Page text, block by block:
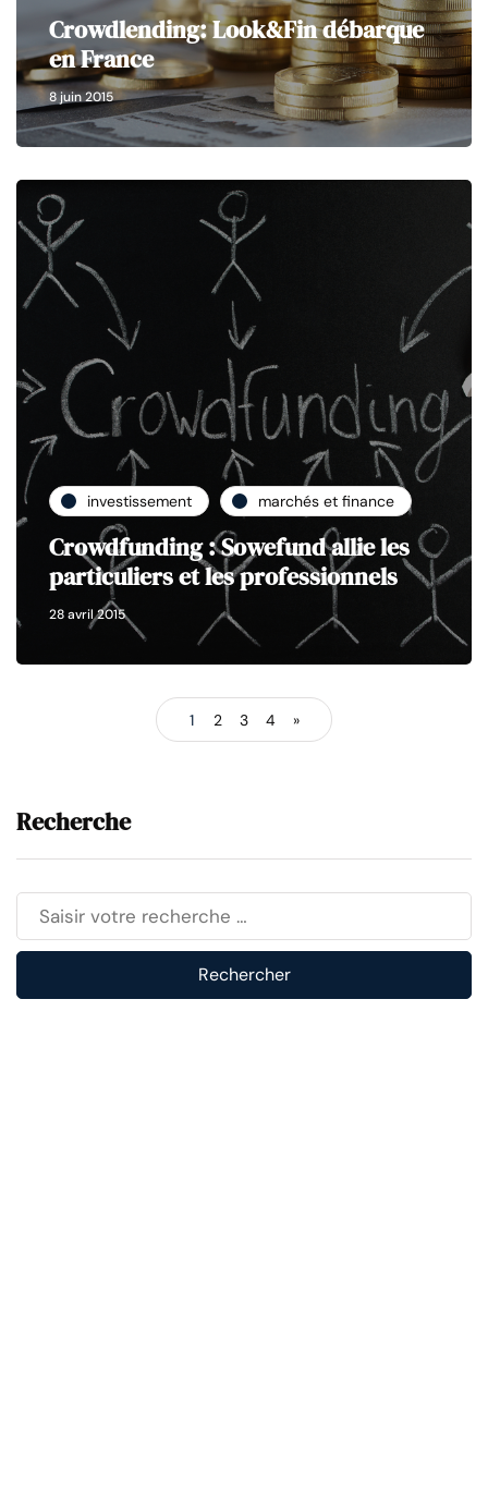
Crowdlending: Look&Fin débarque
en France
8 juin 2015
investissement marchés et finance
Crowdfunding : Sowefund allie les
particuliers et les professionnels
28 avril 2015
1 2 3 4 »
Recherche